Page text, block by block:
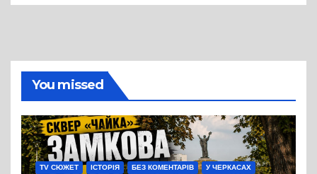
You missed
TV СЮЖЕТ ІСТОРІЯ БЕЗ КОМЕНТАРІВ У ЧЕРКАСАХ